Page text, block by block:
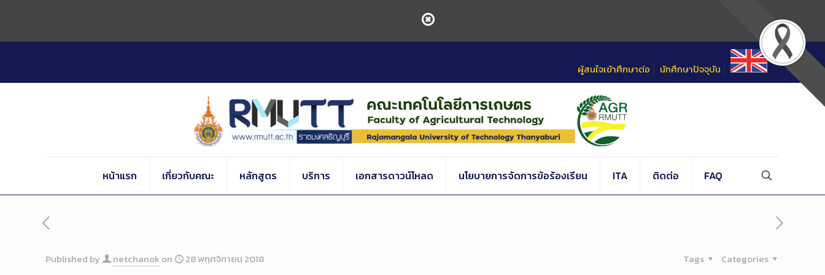
Content
ผู้สนใจเข้าศึกษาต่อ นักศึกษาปัจจุบัน
หน้าแรก เกี่ยวกับคณะ หลักสูตร บริการ เอกสารดาวน์โหลด นโยบายการจัดการข้อร้องเรียน ITA ติดต่อ FAQ
Published by netchanokon 28 พฤศจิกายน 2018 Categories
Tags